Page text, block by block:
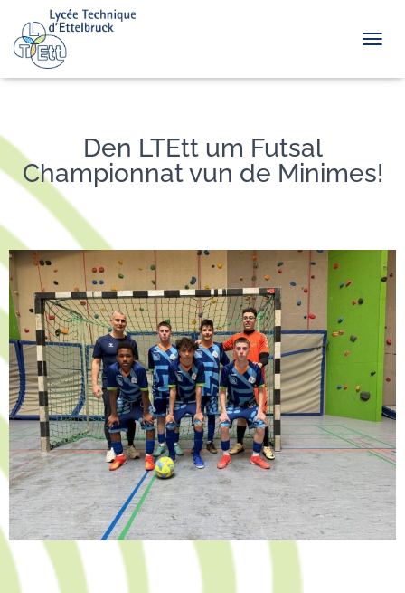
Den LTEtt um Futsal
Championnat vun de Minimes!